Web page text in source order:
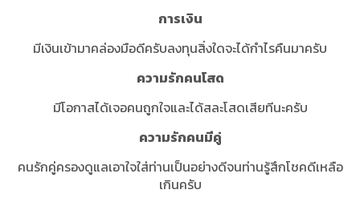
การเงิน
มีเงินเข้ามาคล่องมือดีครับลงทุนสิ่งใดจะได้กำไรคืนมาครับ
ความรักคนโสด
มีโอกาสได้เจอคนถูกใจและได้สละโสดเสียทีนะครับ
ความรักคนมีคู่
คนรักคู่ครองดูแลเอาใจใส่ท่านเป็นอย่างดีจนท่านรู้สึกโชคดีเหลือ
เกินครับ